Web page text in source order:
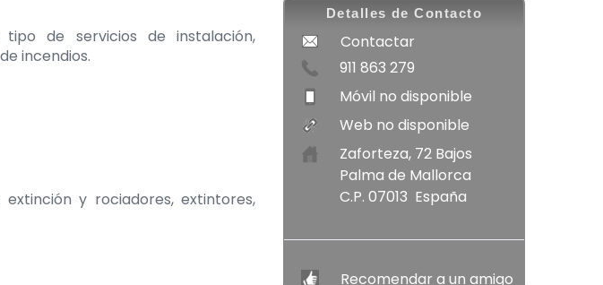
de servicios de instalación,
incendios.
y rociadores, extintores,
Detalles de Contacto
Contactar
911 863 279
Móvil no disponible
Web no disponible
Zaforteza, 72 Bajos
Palma de Mallorca
C.P. 07013 España
Recomendar a un amigo